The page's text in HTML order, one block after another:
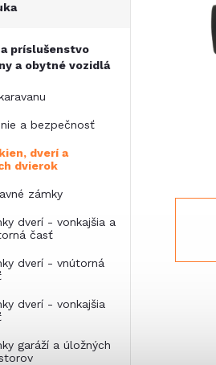
príslušenstvo
a obytné vozidlá
a bezpečnosť
dverí a
dvierok
zámky
dverí - vonkajšia a
časť
dverí - vnútorná
dverí - vonkajšia
garáží a úložných